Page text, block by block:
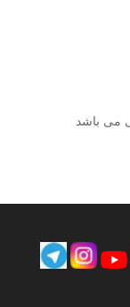
می باشد